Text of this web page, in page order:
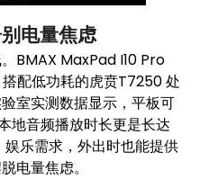
电量焦虑
BMAX MaxPad I10 Pro
配低功耗的虎贲T7250 处
室实测数据显示，平板可
地音频播放时长更是长达
乐需求，外出时也能提供
电量焦虑。